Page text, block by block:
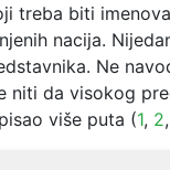
treba biti
nacija.
Ne
niti da visokog
više puta (1, 2,